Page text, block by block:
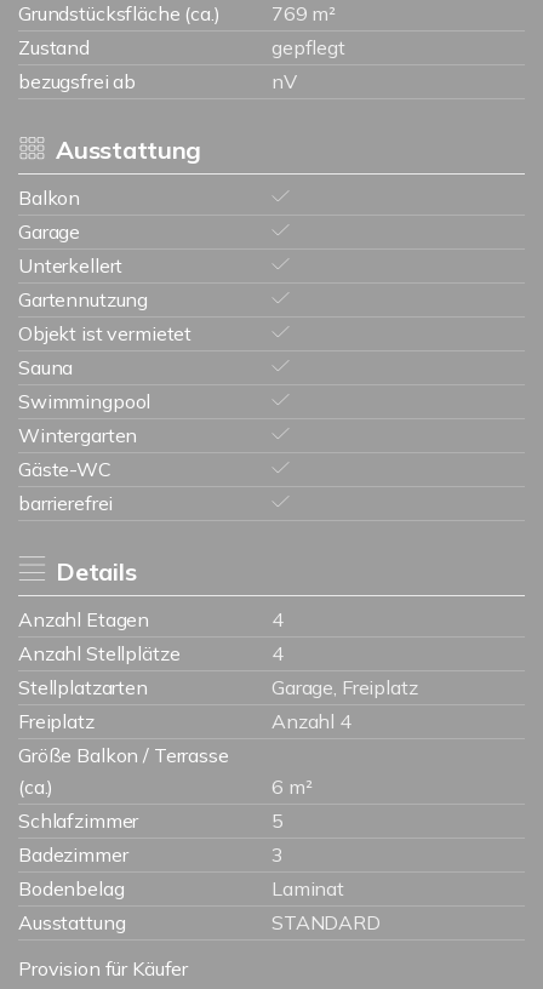
Grundstücksfläche (ca.)
769 m²
Zustand
gepflegt
bezugsfrei ab
nV
Ausstattung
Balkon
Garage
Unterkellert
Gartennutzung
Objekt ist vermietet
Sauna
Swimmingpool
Wintergarten
Gäste-WC
barrierefrei
Details
Anzahl Etagen
4
Anzahl Stellplätze
4
Stellplatzarten
Garage, Freiplatz
Freiplatz
Anzahl 4
Größe Balkon / Terrasse
(ca.)
6 m²
Schlafzimmer
5
Badezimmer
3
Bodenbelag
Laminat
Ausstattung
STANDARD
Provision für Käufer